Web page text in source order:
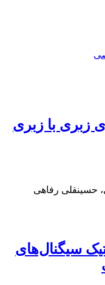
زبری با زبری
حسینقلی رفاهی
سیگنال‌های